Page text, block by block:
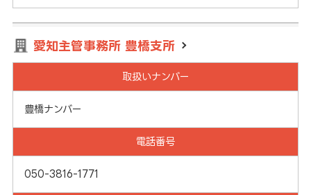
愛知主管事務所 豊橋支所
取扱いナンバー
豊橋ナンバー
電話番号
050-3816-1771